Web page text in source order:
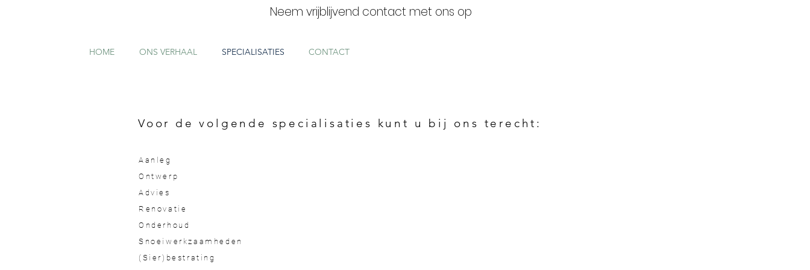
Neem vrijblijvend contact met ons op
HOME ONS VERHAAL SPECIALISATIES CONTACT
Voor de volgende specialisaties kunt u bij ons terecht:
Aanleg
Ontwerp
Advies
Renovatie
Onderhoud
Snoeiwerkzaamheden
(Sier)bestrating